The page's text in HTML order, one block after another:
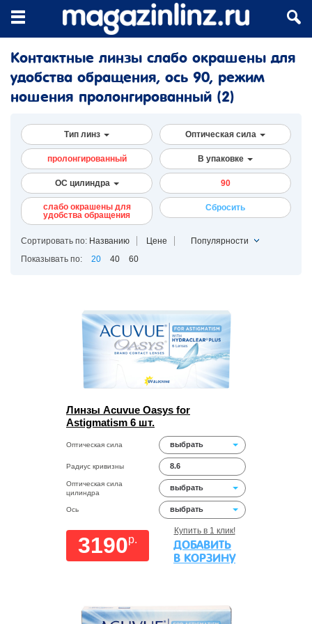
Контактные линзы слабо окрашены для
удобства обращения, ось 90, режим
ношения пролонгированный (2)
Тип линз Оптическая сила
пролонгированный В упаковке
ОС цилиндра 90
слабо окрашены для
удобства обращения
Сбросить
Сортировать по: Названию Цене
Популярности
Показывать по:
20 40 60
Линзы Acuvue Oasys for
Astigmatism 6 шт.
Оптическая сила выбрать
Радиус кривизны 8.6
Оптическая сила
цилиндра
выбрать
Ось выбрать
3190p.
Купить в 1 клик!
ДОБАВИТЬ
В КОРЗИНУ